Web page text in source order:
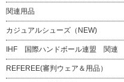
関連用品
カジュアルシューズ（NEW)
IHF 国際ハンドボール連盟 関連
REFEREE(審判ウェア＆用品）